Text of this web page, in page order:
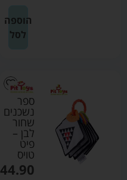
הוספה
לסל
ספר
נשכנים
שחור
לבן –
פיט
טויס
44.90